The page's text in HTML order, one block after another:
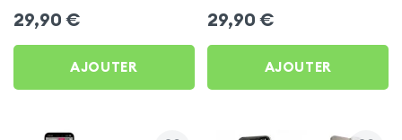
29,90 €
AJOUTER
29,90 €
AJOUTER